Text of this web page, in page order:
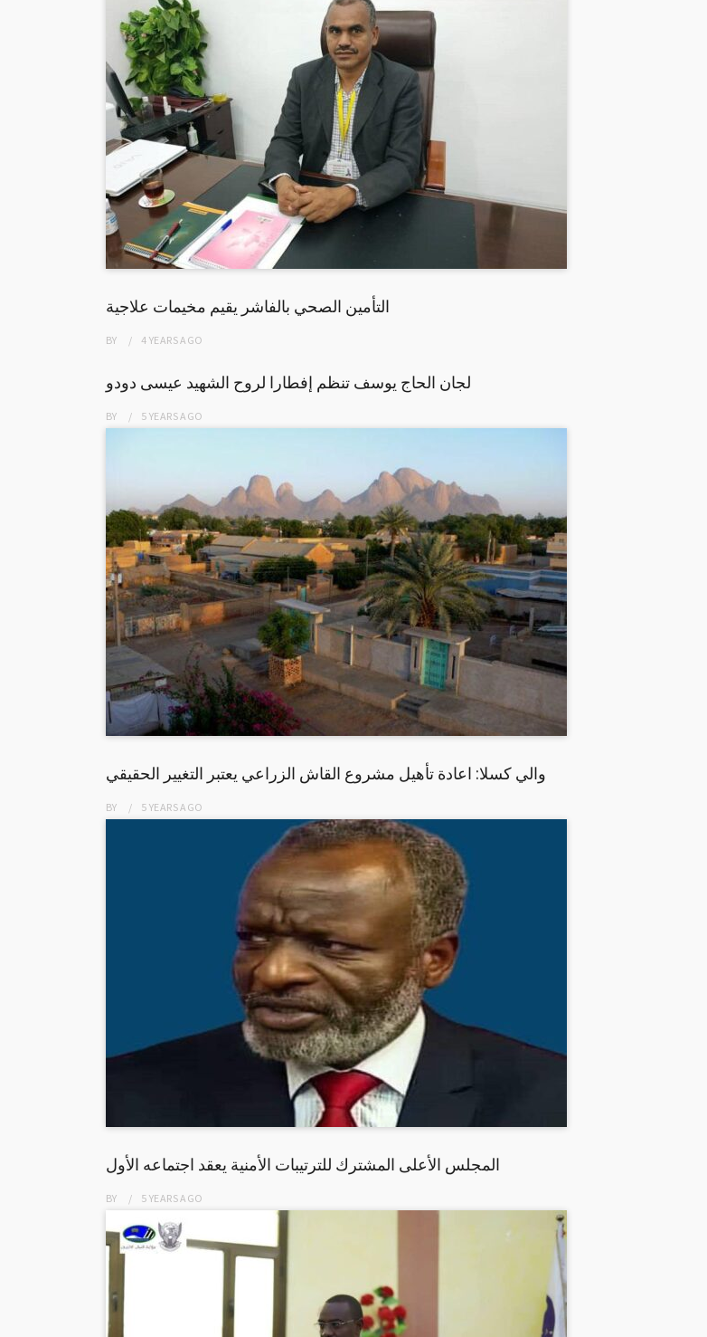
التأمين الصحي بالفاشر يقيم مخيمات علاجية
BY 4 YEARSAGO
لجان الحاج يوسف تنظم إفطارا لروح الشهيد عيسى دودو
BY 5 YEARSAGO
والي كسلا: اعادة تأهيل مشروع القاش الزراعي يعتبر التغيير الحقيقي
BY 5 YEARSAGO
المجلس الأعلى المشترك للترتيبات الأمنية يعقد اجتماعه الأول
BY 5 YEARSAGO